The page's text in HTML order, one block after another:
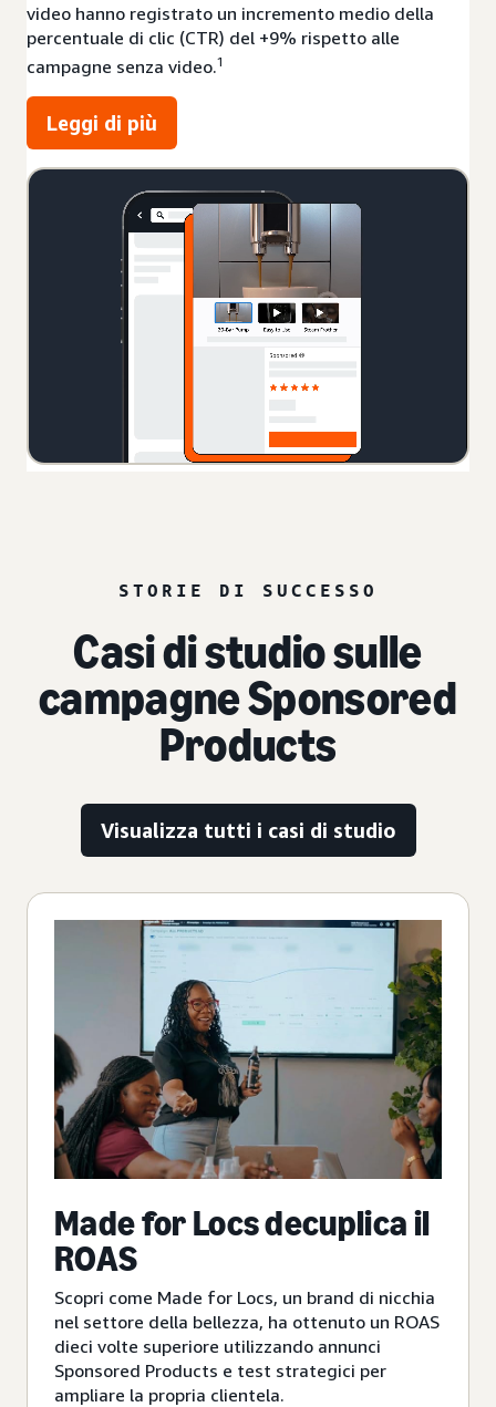
video hanno registrato un incremento medio della
percentuale di clic (CTR) del +9% rispetto alle
campagne senza video.1
Leggi di più
STORIE DI SUCCESSO
Casi di studio sulle
campagne Sponsored
Products
Visualizza tutti i casi di studio
Made for Locs decuplica il
ROAS
Scopri come Made for Locs, un brand di nicchia
nel settore della bellezza, ha ottenuto un ROAS
dieci volte superiore utilizzando annunci
Sponsored Products e test strategici per
ampliare la propria clientela.